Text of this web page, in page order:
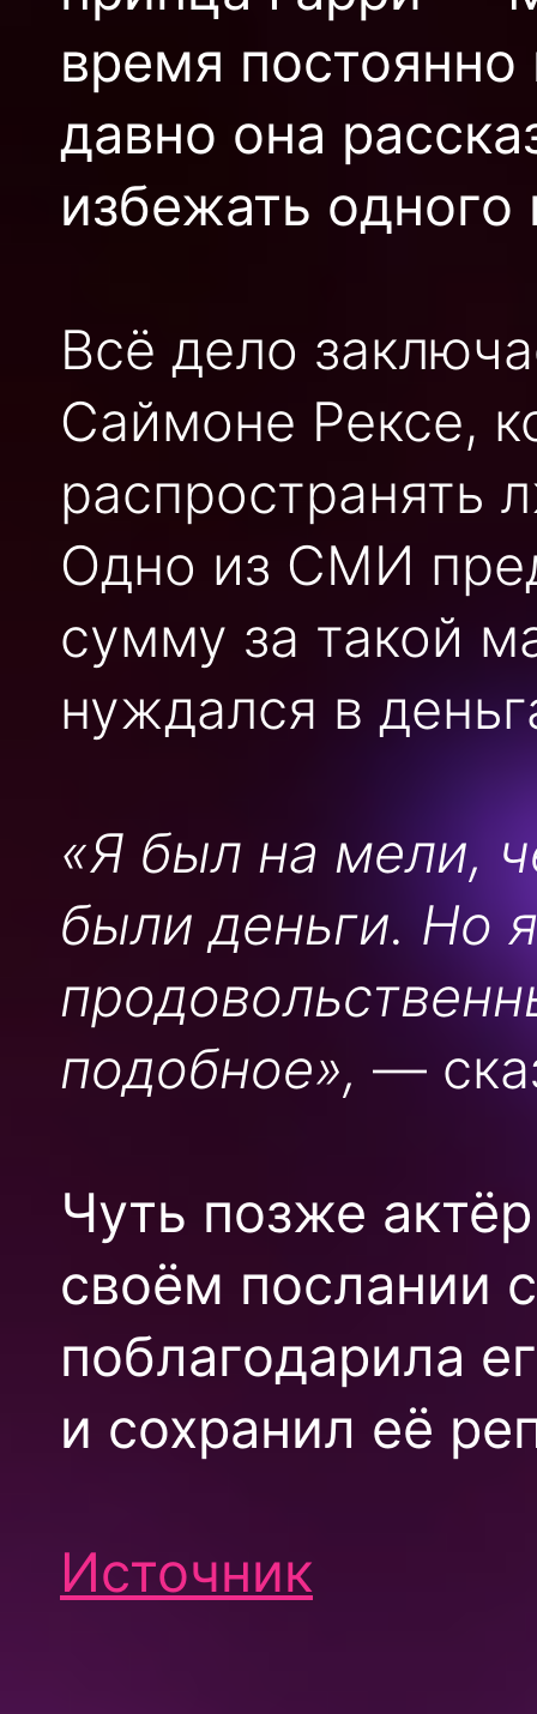
время
давно она
избежать одного
Всё дело
Саймоне Рексе,
распространять
Одно из СМИ
сумму за такой
нуждался в
«Я был на мели,
были деньги. Но
подобное», —
Чуть позже
своём послании
поблагодарила
и сохранил её
Источник